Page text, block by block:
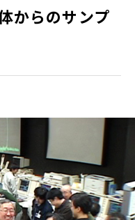
からのサンプ